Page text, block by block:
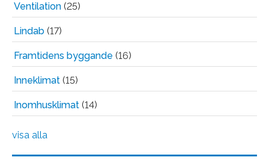
Ventilation (25)
Lindab (17)
Framtidens byggande (16)
Inneklimat (15)
Inomhusklimat (14)
visa alla